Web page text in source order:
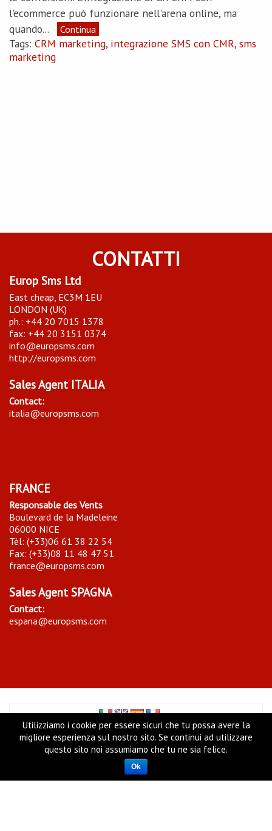
l'ecommerce può funzionare nell'arena online, ma
quando...
Continua
Tags: CRM marketing, integrazione SMS con CMR, sms
marketing
CONTATTI
Europ Sms Ltd
East cheap, EC3M 1EU
LONDON (UK)
ph.: +44 20 7015 1378
fax: +44 20 3151 0374
info@europsms.com
http://europsms.com
Sales Agent ITALIA
Contact:
italia@europsms.com
FRANCE
Responsable des Vents
Boulevard de la Madeleine
06000 NICE
Tèl: (+33)06 61 38 22 54
Fax: (+33)08 11 48 47 51
france@europsms.com
Sales Agent SPAGNA
Contact:
espana@europsms.com
Copyright ©Europ Sms Ltd- UK Company Reg. N. 06716543
- VAT 948204612, 22 East cheap, EC3M 1EU, LONDON (UK)
Cookie Policy|Privacy Policy|Condizioni Generali del
Utilizziamo i cookie per essere sicuri che tu possa avere la
migliore esperienza sul nostro sito. Se continui ad utilizzare
questo sito noi assumiamo che tu ne sia felice.
Ok